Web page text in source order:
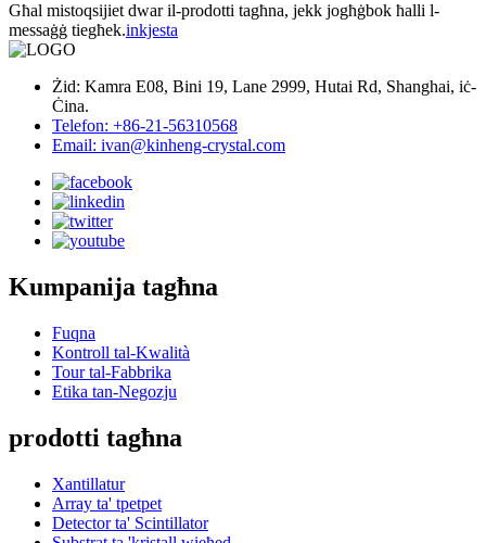
Għal mistoqsijiet dwar il-prodotti tagħna, jekk jogħġbok ħalli l-
messaġġ tiegħek.inkjesta
Żid: Kamra E08, Bini 19, Lane 2999, Hutai Rd, Shanghai, iċ-
Ċina.
Telefon: +86-21-56310568
Email: ivan@kinheng-crystal.com
Kumpanija tagħna
Fuqna
Kontroll tal-Kwalità
Tour tal-Fabbrika
Etika tan-Negozju
prodotti tagħna
Xantillatur
Array ta' tpetpet
Detector ta' Scintillator